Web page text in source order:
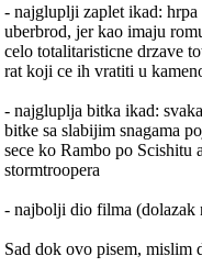
- najgluplji zaplet ikad: hrpa
uberbrod, jer kao imaju
celo totalitaristicne drzave
rat koji ce ih vratiti u
- najgluplja bitka ikad:
bitke sa slabijim snagama
sece ko Rambo po Scishitu
stormtroopera
- najbolji dio filma (dolazak
Sad dok ovo pisem, mislim